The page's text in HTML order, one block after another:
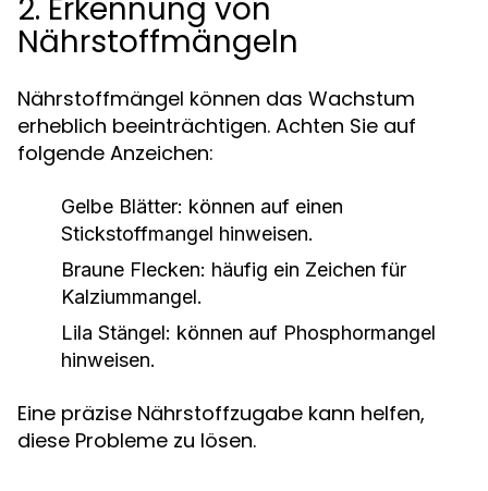
2. Erkennung von
Nährstoffmängeln
Nährstoffmängel können das Wachstum
erheblich beeinträchtigen. Achten Sie auf
folgende Anzeichen:
Gelbe Blätter: können auf einen
Stickstoffmangel hinweisen.
Braune Flecken: häufig ein Zeichen für
Kalziummangel.
Lila Stängel: können auf Phosphormangel
hinweisen.
Eine präzise Nährstoffzugabe kann helfen,
diese Probleme zu lösen.